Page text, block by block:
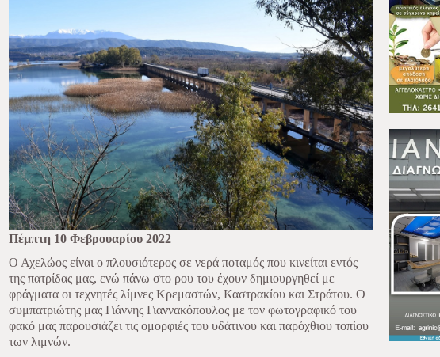
Πέμπτη 10 Φεβρουαρίου 2022
Ο Αχελώος είναι ο πλουσιότερος σε νερά ποταμός που κινείται εντός
της πατρίδας μας, ενώ πάνω στο ρου του έχουν δημιουργηθεί με
φράγματα οι τεχνητές λίμνες Κρεμαστών, Καστρακίου και Στράτου. Ο
συμπατριώτης μας Γιάννης Γιαννακόπουλος με τον φωτογραφικό του
φακό μας παρουσιάζει τις ομορφιές του υδάτινου και παρόχθιου τοπίου
των λιμνών.